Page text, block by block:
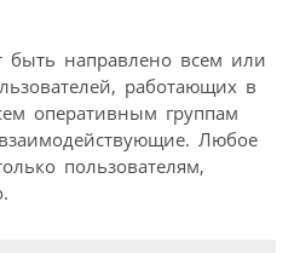
направлено всем или
работающих в
оперативным группам
Любое
пользователям,